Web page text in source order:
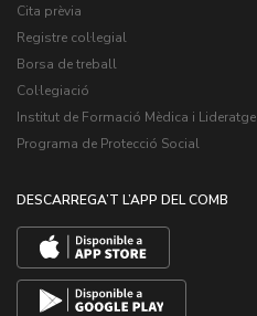
Cita prèvia
Registre col·legial
Borsa de treball
Col·legiació
Institut de Formació Mèdica i Lideratge
Programa de Protecció Social
DESCARREGA’T L’APP DEL COMB